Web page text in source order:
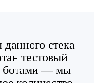
стека
тестовый
ботами — мы